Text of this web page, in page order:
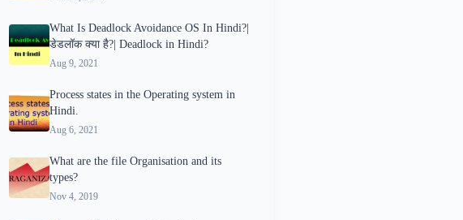
What Is Deadlock Avoidance OS In Hindi?|
डेडलॉक क्या है?| Deadlock in Hindi?
Aug 9, 2021
Process states in the Operating system in
Hindi.
Aug 6, 2021
What are the file Organisation and its
types?
Nov 4, 2019